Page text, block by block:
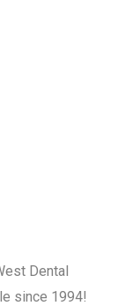
Dental
since 1994!